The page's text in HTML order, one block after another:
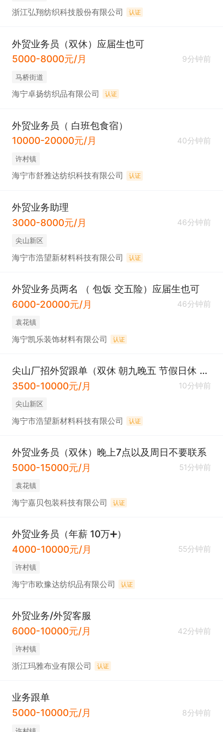
浙江弘翔纺织科技股份有限公司 认证
外贸业务员（双休）应届生也可
5000-8000元/月
9分钟前
马桥街道
海宁卓扬纺织品有限公司 认证
外贸业务员（ 白班包食宿）
10000-20000元/月
40分钟前
许村镇
海宁市舒雅达纺织科技有限公司 认证
外贸业务助理
3000-8000元/月
46分钟前
尖山新区
海宁市浩望新材料科技有限公司 认证
外贸业务员两名 （ 包饭 交五险）应届生也可
6000-20000元/月
46分钟前
袁花镇
海宁凯乐装饰材料有限公司 认证
尖山厂招外贸跟单（双休 朝九晚五 节假日休 有油贴）
3500-10000元/月
10分钟前
尖山新区
海宁市浩望新材料科技有限公司 认证
外贸业务员（双休）晚上7点以及周日不要联系
5000-15000元/月
51分钟前
袁花镇
海宁嘉贝包装科技有限公司 认证
外贸业务员（年薪 10万➕）
4000-10000元/月
55分钟前
许村镇
海宁市欧豫达纺织品有限公司 认证
外贸业务/外贸客服
6000-10000元/月
42分钟前
许村镇
浙江玛雅布业有限公司 认证
业务跟单
5000-10000元/月
8分钟前